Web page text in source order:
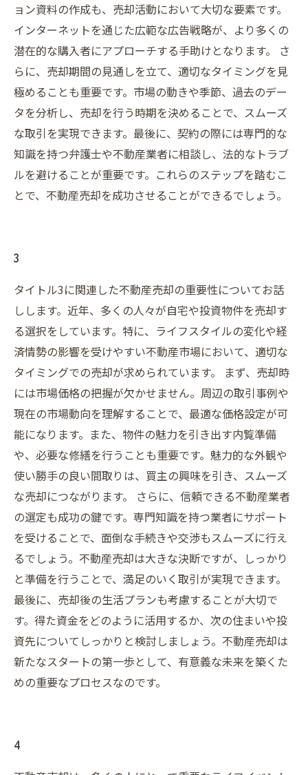
ョン資料の作成も、売却活動において大切な要素です。
インターネットを通じた広範な広告戦略が、より多くの
潜在的な購入者にアプローチする手助けとなります。 さ
らに、売却期間の見通しを立て、適切なタイミングを見
極めることも重要です。市場の動きや季節、過去のデー
タを分析し、売却を行う時期を決めることで、スムーズ
な取引を実現できます。最後に、契約の際には専門的な
知識を持つ弁護士や不動産業者に相談し、法的なトラブ
ルを避けることが重要です。これらのステップを踏むこ
とで、不動産売却を成功させることができるでしょう。
3
タイトル3に関連した不動産売却の重要性についてお話
しします。近年、多くの人々が自宅や投資物件を売却す
る選択をしています。特に、ライフスタイルの変化や経
済情勢の影響を受けやすい不動産市場において、適切な
タイミングでの売却が求められています。 まず、売却時
には市場価格の把握が欠かせません。周辺の取引事例や
現在の市場動向を理解することで、最適な価格設定が可
能になります。また、物件の魅力を引き出す内覧準備
や、必要な修繕を行うことも重要です。魅力的な外観や
使い勝手の良い間取りは、買主の興味を引き、スムーズ
な売却につながります。 さらに、信頼できる不動産業者
の選定も成功の鍵です。専門知識を持つ業者にサポート
を受けることで、面倒な手続きや交渉もスムーズに行え
るでしょう。不動産売却は大きな決断ですが、しっかり
と準備を行うことで、満足のいく取引が実現できます。
最後に、売却後の生活プランも考慮することが大切で
す。得た資金をどのように活用するか、次の住まいや投
資先についてしっかりと検討しましょう。不動産売却は
新たなスタートの第一歩として、有意義な未来を築くた
めの重要なプロセスなのです。
4